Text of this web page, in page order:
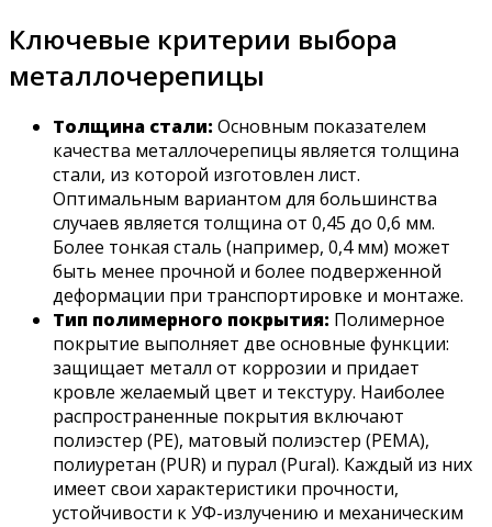
Ключевые критерии выбора
металлочерепицы
Толщина стали: Основным показателем
качества металлочерепицы является толщина
стали, из которой изготовлен лист.
Оптимальным вариантом для большинства
случаев является толщина от 0,45 до 0,6 мм.
Более тонкая сталь (например, 0,4 мм) может
быть менее прочной и более подверженной
деформации при транспортировке и монтаже.
Тип полимерного покрытия: Полимерное
покрытие выполняет две основные функции:
защищает металл от коррозии и придает
кровле желаемый цвет и текстуру. Наиболее
распространенные покрытия включают
полиэстер (PE), матовый полиэстер (PEMA),
полиуретан (PUR) и пурал (Pural). Каждый из них
имеет свои характеристики прочности,
устойчивости к УФ-излучению и механическим